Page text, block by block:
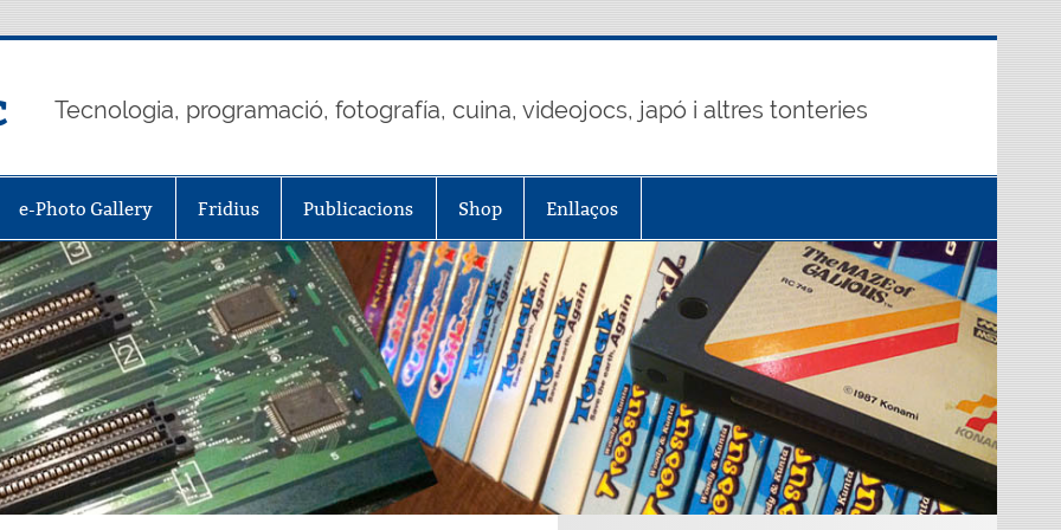
Tecnologia, programació, fotografía, cuina, videojocs, japó i altres tonteries
e-Photo Gallery Fridius Publicacions Shop Enllaços